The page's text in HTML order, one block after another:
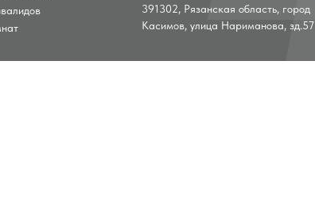
391302, Рязанская область, город
Касимов, улица Нариманова, зд.57